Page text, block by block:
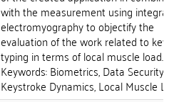
with the measurement using
electromyography to objectify the
evaluation of the work related to
typing in terms of local muscle load.
Keywords: Biometrics, Data Security,
Keystroke Dynamics, Local Muscle